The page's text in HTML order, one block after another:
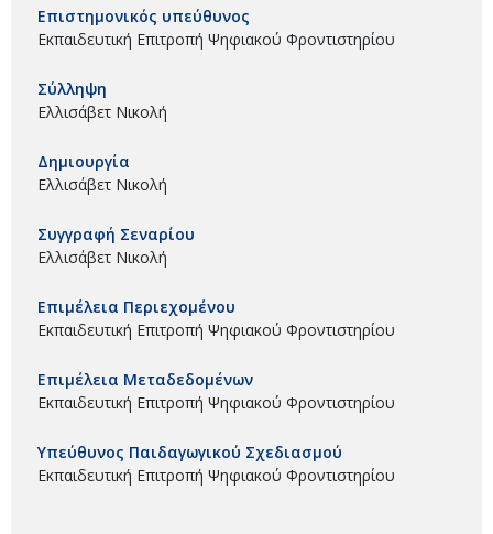
Επιστημονικός υπεύθυνος
Εκπαιδευτική Επιτροπή Ψηφιακού Φροντιστηρίου
Σύλληψη
Ελλισάβετ Νικολή
Δημιουργία
Ελλισάβετ Νικολή
Συγγραφή Σεναρίου
Ελλισάβετ Νικολή
Επιμέλεια Περιεχομένου
Εκπαιδευτική Επιτροπή Ψηφιακού Φροντιστηρίου
Επιμέλεια Μεταδεδομένων
Εκπαιδευτική Επιτροπή Ψηφιακού Φροντιστηρίου
Υπεύθυνος Παιδαγωγικού Σχεδιασμού
Εκπαιδευτική Επιτροπή Ψηφιακού Φροντιστηρίου